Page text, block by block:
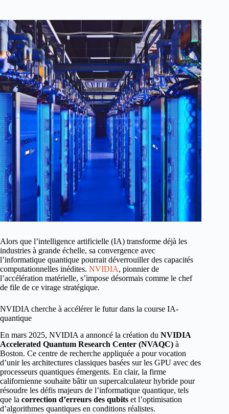
Alors que l’intelligence artificielle (IA) transforme déjà les
industries à grande échelle, sa convergence avec
l’informatique quantique pourrait déverrouiller des capacités
computationnelles inédites. NVIDIA, pionnier de
l’accélération matérielle, s’impose désormais comme le chef
de file de ce virage stratégique.
NVIDIA cherche à accélérer le futur dans la course IA-
quantique
En mars 2025, NVIDIA a annoncé la création du NVIDIA
Accelerated Quantum Research Center (NVAQC) à
Boston. Ce centre de recherche appliquée a pour vocation
d’unir les architectures classiques basées sur les GPU avec des
processeurs quantiques émergents. En clair, la firme
californienne souhaite bâtir un supercalculateur hybride pour
résoudre les défis majeurs de l’informatique quantique, tels
que la correction d’erreurs des qubits et l’optimisation
d’algorithmes quantiques en conditions réalistes.